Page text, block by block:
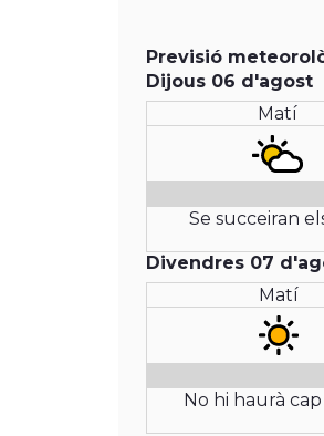
Previsió
Dijous 06 d'agost
Matí
Se succeiran
Divendres 07
Matí
No hi haurà